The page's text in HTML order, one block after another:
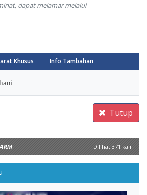
dapat melamar melalui
Khusus Info Tambahan
Tutup
Dilihat 371 kali